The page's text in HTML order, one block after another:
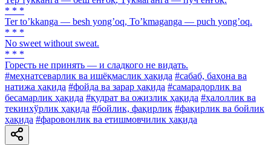
* * *
Ter toʼkkanga — besh yongʼoq, Toʼkmaganga — puch yongʼoq.
* * *
No sweet without sweat.
* * *
Горесть не принять — и сладкого не видать.
#меҳнатсеварлик ва ишёқмаслик ҳақида #сабаб, баҳона ва
натижа ҳақида #фойда ва зарар ҳақида #самарадорлик ва
бесамарлик ҳақида #қудрат ва ожизлик ҳақида #ҳалоллик ва
текинхўрлик ҳақида #бойлик, фақирлик #фақирлик ва бойлик
ҳақида #фаровонлик ва етишмовчилик ҳақида